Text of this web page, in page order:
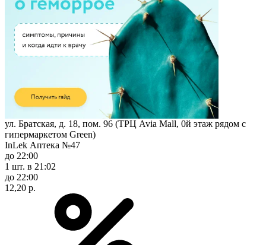
ул. Братская, д. 18, пом. 96 (ТРЦ Avia Mall, 0й этаж рядом с
гипермаркетом Green)
InLek Аптека №47
до 22:00
1 шт. в 21:02
до 22:00
12,20 р.